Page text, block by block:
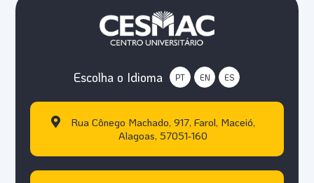
Escolha o Idioma PT EN ES
Rua Cônego Machado, 917, Farol, Maceió,
Alagoas, 57051-160